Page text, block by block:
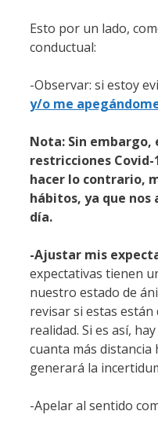
Esto por un lado,
conductual:
-Observar: si estoy
y/o me
Nota: Sin
restricciones
hacer lo contrario,
hábitos, ya que nos
día.
-Ajustar mis
expectativas tienen
nuestro estado de
revisar si estas están
realidad. Si es así,
cuanta más distancia
generará la
-Apelar al sentido